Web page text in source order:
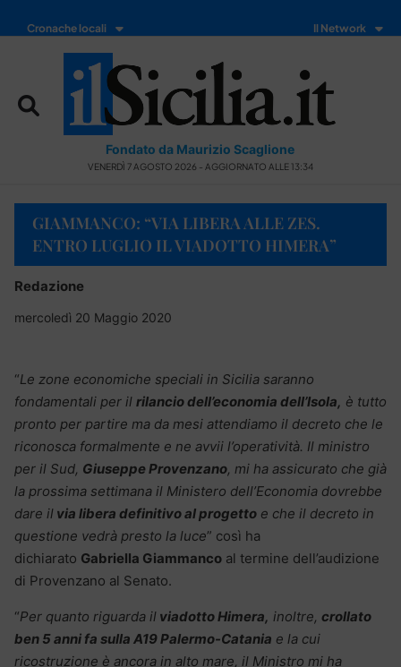
Cronache locali Il Network
Fondato da Maurizio Scaglione
VENERDÌ 7 AGOSTO 2026 - AGGIORNATO ALLE 13:34
GIAMMANCO: “VIA LIBERA ALLE ZES.
ENTRO LUGLIO IL VIADOTTO HIMERA”
Redazione
mercoledì 20 Maggio 2020
“Le zone economiche speciali in Sicilia saranno
fondamentali per il rilancio dell’economia dell’Isola, è tutto
pronto per partire ma da mesi attendiamo il decreto che le
riconosca formalmente e ne avvii l’operatività. Il ministro
per il Sud, Giuseppe Provenzano, mi ha assicurato che già
la prossima settimana il Ministero dell’Economia dovrebbe
dare il via libera definitivo al progetto e che il decreto in
questione vedrà presto la luce” così ha
dichiarato Gabriella Giammanco al termine dell’audizione
di Provenzano al Senato.
“Per quanto riguarda il viadotto Himera, inoltre, crollato
ben 5 anni fa sulla A19 Palermo-Catania e la cui
ricostruzione è ancora in alto mare, il Ministro mi ha